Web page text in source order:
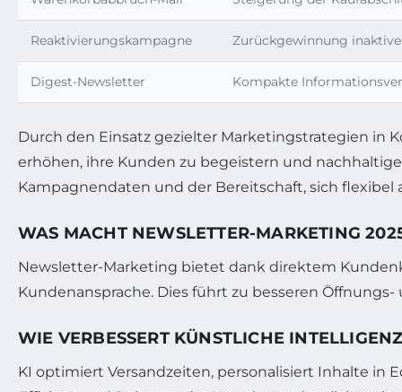
Reaktivierungskampagne Zurückgewinnung
Digest-Newsletter Kompakte
Durch den Einsatz gezielter Marketingstrategien in
erhöhen, ihre Kunden zu begeistern und
Kampagnendaten und der Bereitschaft, sich flexibel
WAS MACHT NEWSLETTER-MARKETING
Newsletter-Marketing bietet dank direktem
Kundenansprache. Dies führt zu besseren
WIE VERBESSERT KÜNSTLICHE
KI optimiert Versandzeiten, personalisiert Inhalte